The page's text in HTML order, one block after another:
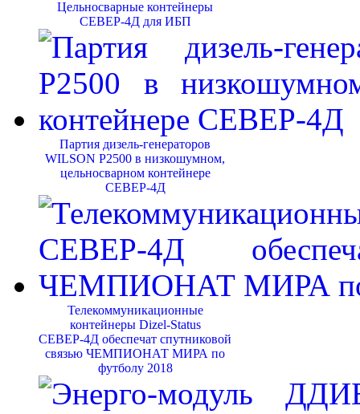
Цельносварные контейнеры
СЕВЕР-4Д для ИБП
Партия дизель-генераторов
WILSON P2500 в низкошумном,
цельносварном контейнере
СЕВЕР-4Д
Телекоммуникационные
контейнеры Dizel-Status
СЕВЕР-4Д обеспечат спутниковой
связью ЧЕМПИОНАТ МИРА по
футболу 2018